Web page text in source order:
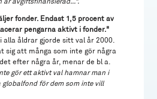
fonder. Endast 1,5 procent av
pengarna aktivt i fonder."
alla åldrar gjorde sitt val år 2000.
sig att många som inte gör några
efter några år, menar de bl a.
gör ett aktivt val hamnar man i
globalfond för dem som inte vill